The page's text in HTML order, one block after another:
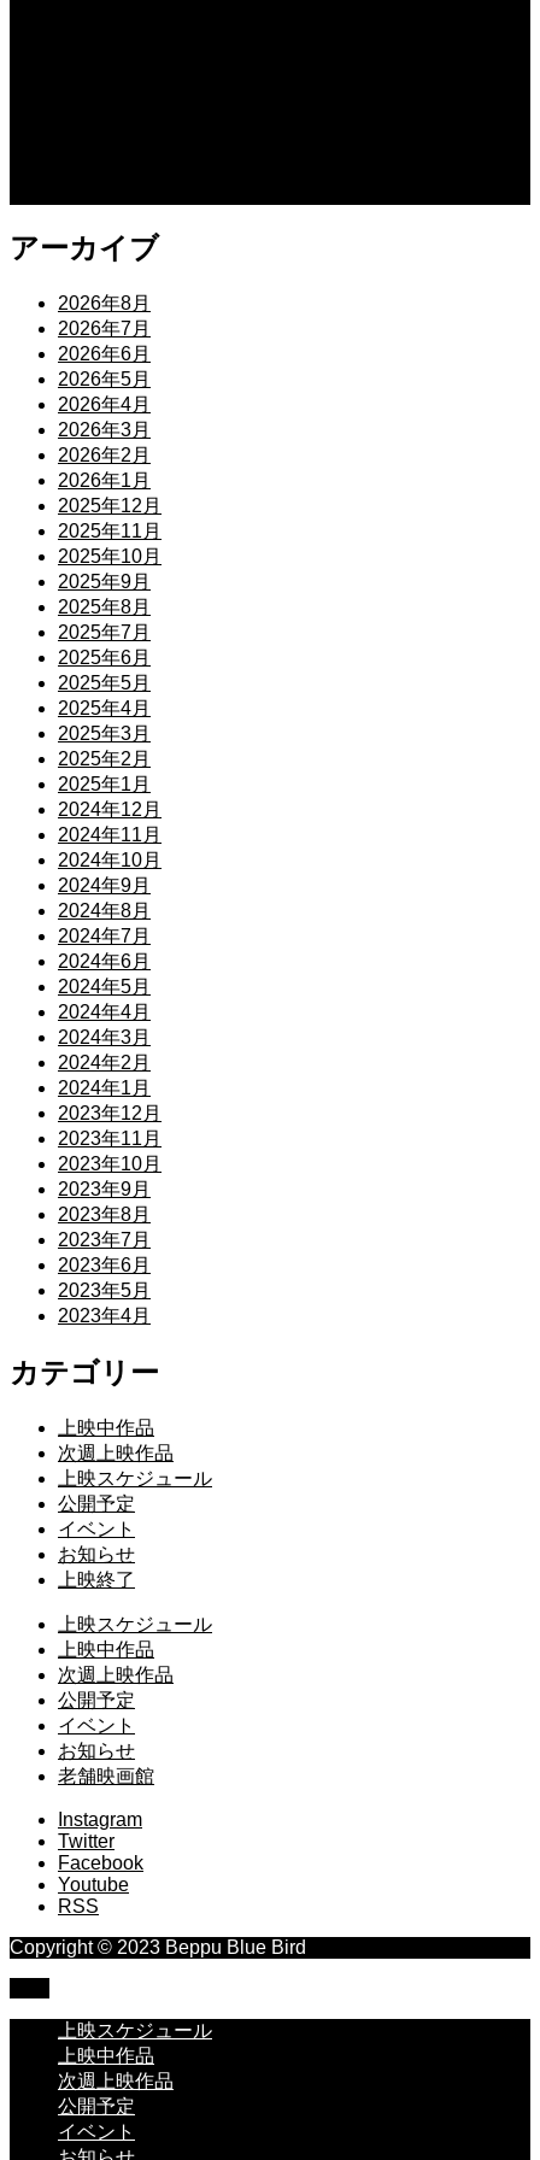
アーカイブ
2026年8月
2026年7月
2026年6月
2026年5月
2026年4月
2026年3月
2026年2月
2026年1月
2025年12月
2025年11月
2025年10月
2025年9月
2025年8月
2025年7月
2025年6月
2025年5月
2025年4月
2025年3月
2025年2月
2025年1月
2024年12月
2024年11月
2024年10月
2024年9月
2024年8月
2024年7月
2024年6月
2024年5月
2024年4月
2024年3月
2024年2月
2024年1月
2023年12月
2023年11月
2023年10月
2023年9月
2023年8月
2023年7月
2023年6月
2023年5月
2023年4月
カテゴリー
上映中作品
次週上映作品
上映スケジュール
公開予定
イベント
お知らせ
上映終了
上映スケジュール
上映中作品
次週上映作品
公開予定
イベント
お知らせ
老舗映画館
Instagram
Twitter
Facebook
Youtube
RSS
Copyright © 2023 Beppu Blue Bird
上映スケジュール
上映中作品
次週上映作品
公開予定
イベント